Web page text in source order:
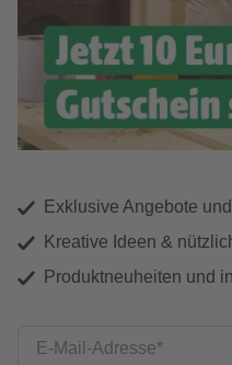
Exklusive Angebote
Kreative Ideen &
Produktneuheiten und
E-Mail-Adresse